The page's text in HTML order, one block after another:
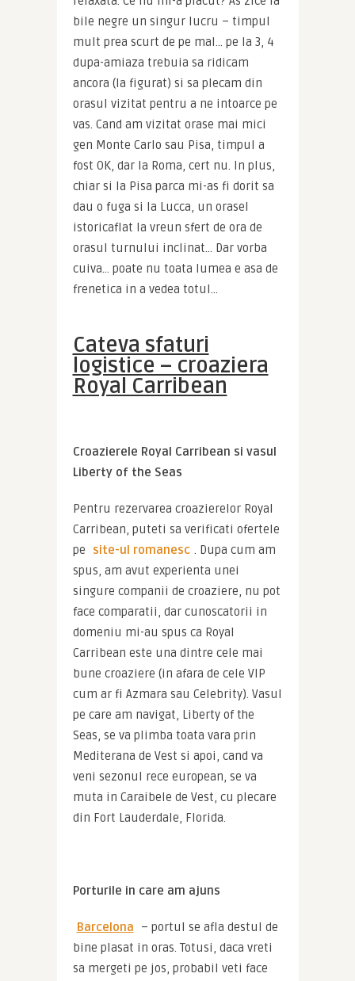
bile negre un singur lucru – timpul
mult prea scurt de pe mal… pe la 3, 4
dupa-amiaza trebuia sa ridicam
ancora (la figurat) si sa plecam din
orasul vizitat pentru a ne intoarce pe
vas. Cand am vizitat orase mai mici
gen Monte Carlo sau Pisa, timpul a
fost OK, dar la Roma, cert nu. In plus,
chiar si la Pisa parca mi-as fi dorit sa
dau o fuga si la Lucca, un orasel
istoricaflat la vreun sfert de ora de
orasul turnului inclinat… Dar vorba
cuiva… poate nu toata lumea e asa de
frenetica in a vedea totul…
Cateva sfaturi
logistice – croaziera
Royal Carribean
Croazierele Royal Carribean si vasul
Liberty of the Seas
Pentru rezervarea croazierelor Royal
Carribean, puteti sa verificati ofertele
pe
site-ul romanesc . Dupa cum am
spus, am avut experienta unei
singure companii de croaziere, nu pot
face comparatii, dar cunoscatorii in
domeniu mi-au spus ca Royal
Carribean este una dintre cele mai
bune croaziere (in afara de cele VIP
cum ar fi Azmara sau Celebrity). Vasul
pe care am navigat, Liberty of the
Seas, se va plimba toata vara prin
Mediterana de Vest si apoi, cand va
veni sezonul rece european, se va
muta in Caraibele de Vest, cu plecare
din Fort Lauderdale, Florida.
Porturile in care am ajuns
Barcelona
– portul se afla destul de
bine plasat in oras. Totusi, daca vreti
sa mergeti pe jos, probabil veti face